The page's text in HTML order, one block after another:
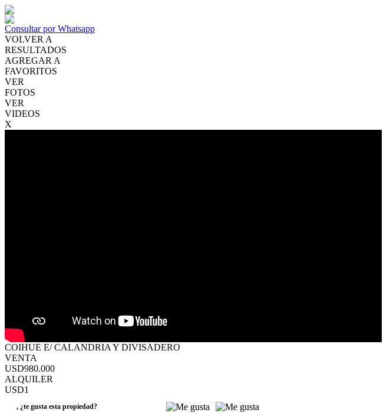
Consultar por Whatsapp
VOLVER A
RESULTADOS
AGREGAR A
FAVORITOS
VER
FOTOS
VER
VIDEOS
X
COIHUE E/ CALANDRIA Y DIVISADERO
VENTA
USD980.000
ALQUILER
USD1
, ¿te gusta esta propiedad?